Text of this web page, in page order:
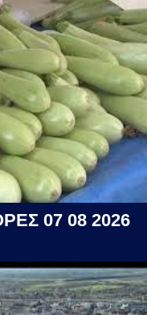
07 08 2026